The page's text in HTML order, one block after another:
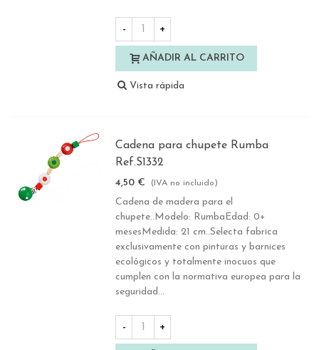
- +
AÑADIR AL CARRITO
Vista rápida
Cadena para chupete Rumba
Ref.S1332
4,50 € (IVA no incluido)
Cadena de madera para el
chupete..Modelo: RumbaEdad: 0+
mesesMedida: 21 cm..Selecta fabrica
exclusivamente con pinturas y barnices
ecológicos y totalmente inocuos que
cumplen con la normativa europea para la
seguridad...
- +